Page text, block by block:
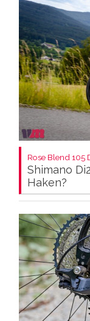
Rose Blend 105
Shimano
Haken?